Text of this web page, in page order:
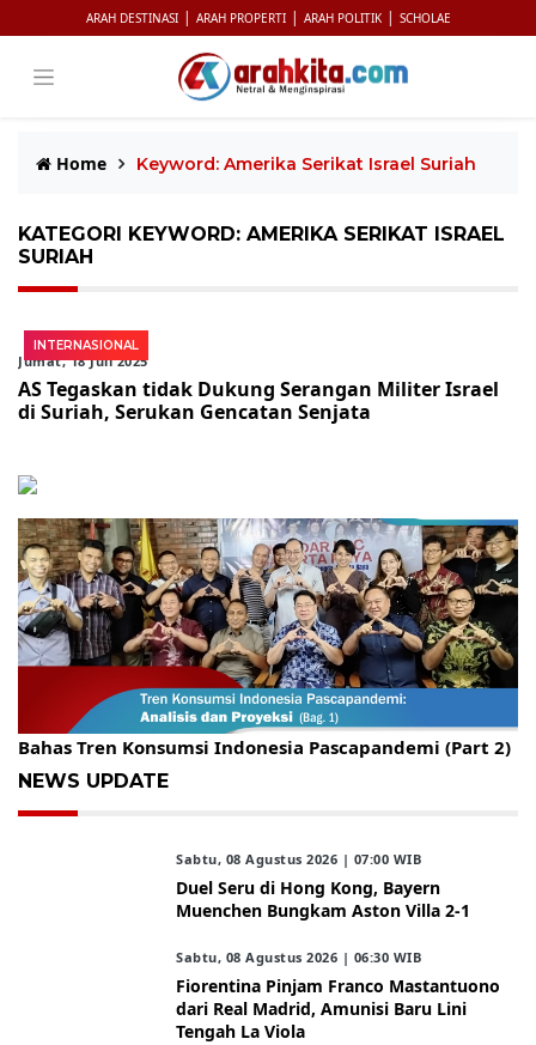
ARAH DESTINASI | ARAH PROPERTI | ARAH POLITIK | SCHOLAE
Home Keyword: Amerika Serikat Israel Suriah
KATEGORI KEYWORD: AMERIKA SERIKAT ISRAEL
SURIAH
INTERNASIONAL
Jumat, 18 Juli 2025
AS Tegaskan tidak Dukung Serangan Militer Israel
di Suriah, Serukan Gencatan Senjata
Gelar Kopdar, KBC Jakarta Raya Hadirkan Pakar Ritel
Bahas Tren Konsumsi Indonesia Pascapandemi (Part 2)
NEWS UPDATE
Sabtu, 08 Agustus 2026 | 07:00 WIB
Duel Seru di Hong Kong, Bayern
Muenchen Bungkam Aston Villa 2-1
Sabtu, 08 Agustus 2026 | 06:30 WIB
Fiorentina Pinjam Franco Mastantuono
dari Real Madrid, Amunisi Baru Lini
Tengah La Viola